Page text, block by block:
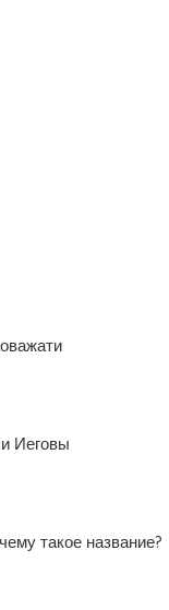
Иеговы
такое название?